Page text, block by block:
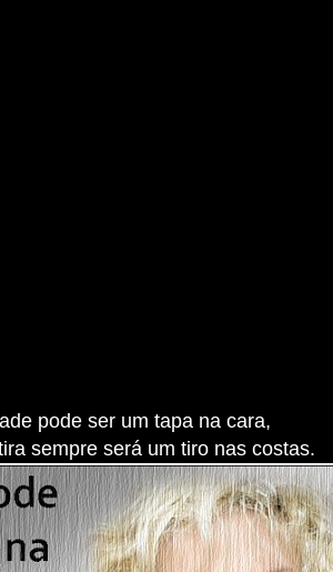
pode ser um tapa na cara,
sempre será um tiro nas costas.